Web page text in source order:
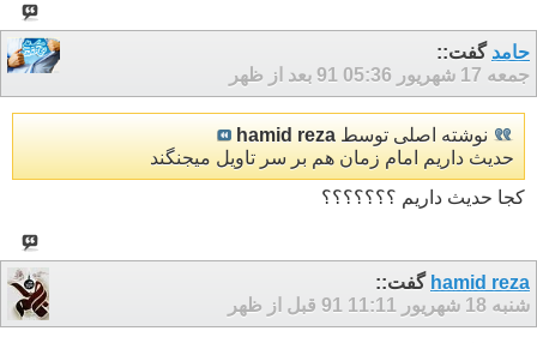
حامد گفت::
جمعه 17 شهریور 91
05:36 بعد از ظهر
نوشته اصلی توسط hamid reza
حدیث داریم امام زمان هم بر سر تاویل میجنگند
کجا حدیث داریم ؟؟؟؟؟؟؟
hamid reza گفت::
شنبه 18 شهریور 91
11:11 قبل از ظهر